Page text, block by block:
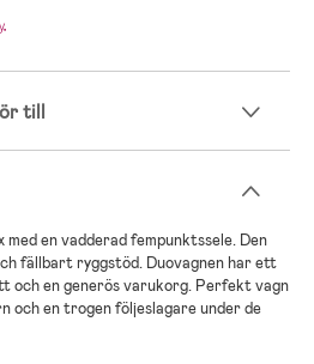
till
med en vadderad fempunktssele. Den
fällbart ryggstöd. Duovagnen har ett
och en generös varukorg. Perfekt vagn
och en trogen följeslagare under de